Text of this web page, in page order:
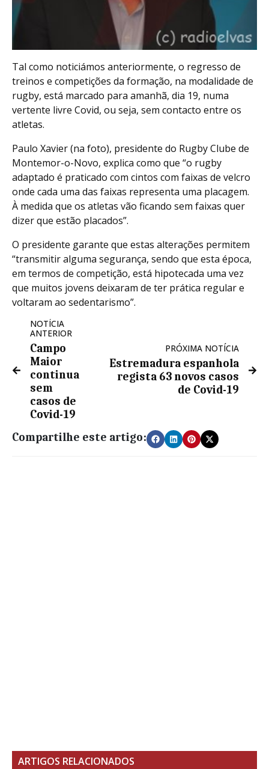
Tal como noticiámos anteriormente, o regresso de
treinos e competições da formação, na modalidade de
rugby, está marcado para amanhã, dia 19, numa
vertente livre Covid, ou seja, sem contacto entre os
atletas.
Paulo Xavier (na foto), presidente do Rugby Clube de
Montemor-o-Novo, explica como que “o rugby
adaptado é praticado com cintos com faixas de velcro
onde cada uma das faixas representa uma placagem.
À medida que os atletas vão ficando sem faixas quer
dizer que estão placados”.
O presidente garante que estas alterações permitem
“transmitir alguma segurança, sendo que esta época,
em termos de competição, está hipotecada uma vez
que muitos jovens deixaram de ter prática regular e
voltaram ao sedentarismo”.
NOTÍCIA
ANTERIOR
Campo
Maior
continua
sem
casos de
Covid-19
PRÓXIMA NOTÍCIA
Estremadura espanhola
regista 63 novos casos
de Covid-19
Compartilhe este artigo:
ARTIGOS RELACIONADOS